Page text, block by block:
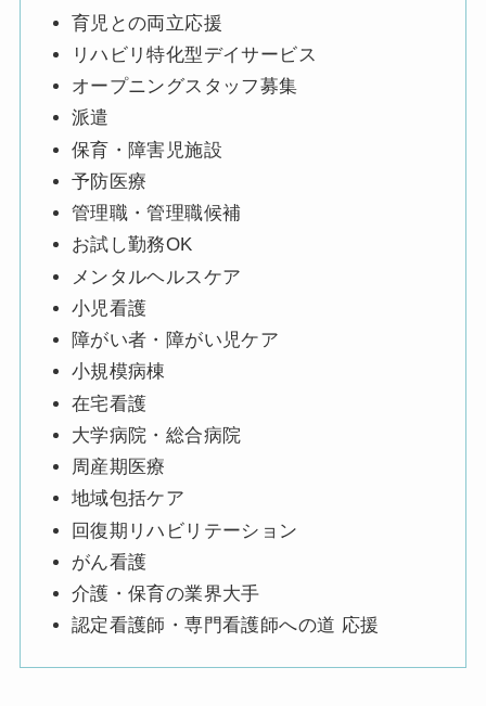
育児との両立応援
リハビリ特化型デイサービス
オープニングスタッフ募集
派遣
保育・障害児施設
予防医療
管理職・管理職候補
お試し勤務OK
メンタルヘルスケア
小児看護
障がい者・障がい児ケア
小規模病棟
在宅看護
大学病院・総合病院
周産期医療
地域包括ケア
回復期リハビリテーション
がん看護
介護・保育の業界大手
認定看護師・専門看護師への道 応援